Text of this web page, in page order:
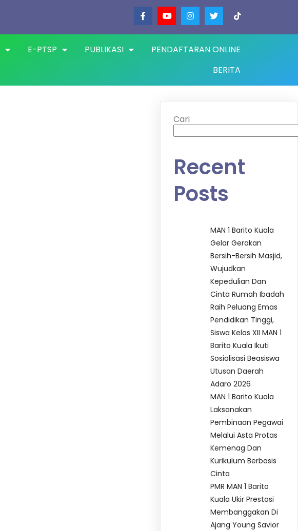
E-PTSP PUBLIKASI
PENDAFTARAN ONLINE
BERITA
Cari
Recent
Posts
MAN 1 Barito Kuala
Gelar Gerakan
Bersih-Bersih Masjid,
Wujudkan
Kepedulian Dan
Cinta Rumah Ibadah
Raih Peluang Emas
Pendidikan Tinggi,
Siswa Kelas XII MAN 1
Barito Kuala Ikuti
Sosialisasi Beasiswa
Utusan Daerah
Adaro 2026
MAN 1 Barito Kuala
Laksanakan
Pembinaan Pegawai
Melalui Asta Protas
Kemenag Dan
Kurikulum Berbasis
Cinta
PMR MAN 1 Barito
Kuala Ukir Prestasi
Membanggakan Di
Ajang Young Savior